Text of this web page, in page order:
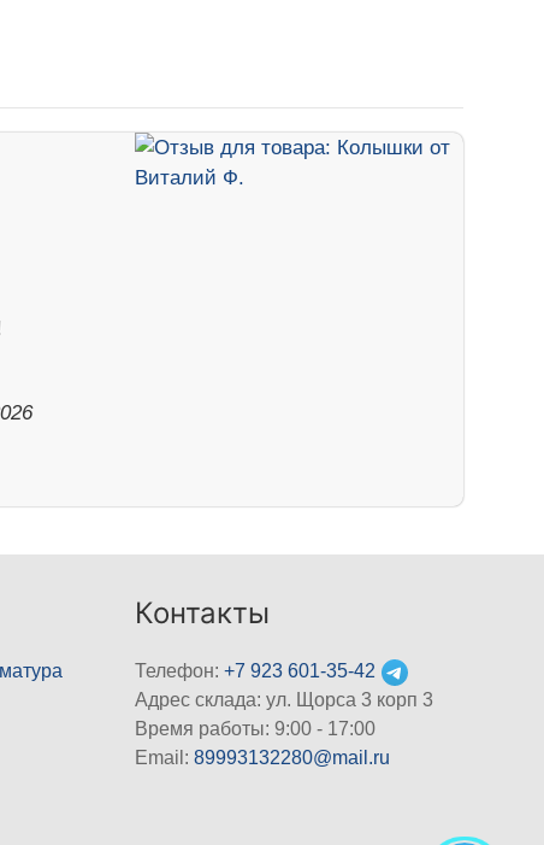
Контакты
Телефон:+7 923 601-35-42
Адрес склада: ул. Щорса 3 корп 3
Время работы: 9:00 - 17:00
Email:89993132280@mail.ru